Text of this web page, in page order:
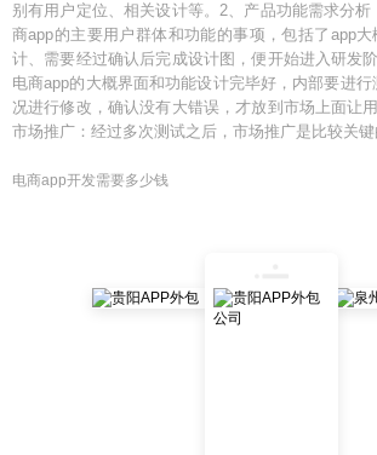
别有用户定位、相关设计等。2、产品功能需求分
商app的主要用户群体和功能的事项，包括了app
计、需要经过确认后完成设计图，便开始进入研发
电商app的大概界面和功能设计完毕好，内部要进
况进行修改，确认没有大错误，才放到市场上面让
市场推广：经过多次测试之后，市场推广是比较关键
电商app开发需要多少钱